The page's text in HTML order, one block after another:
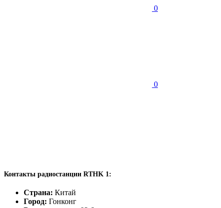
0
0
Контакты радиостанции RTHK 1:
Страна: Китай
Город: Гонконг